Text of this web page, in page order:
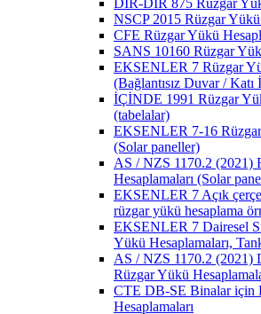
DIR-DİR 875 Rüzgar
NSCP 2015 Rüzgar Yükü
CFE Rüzgar Yükü
SANS 10160 Rüzgar
EKSENLER 7 Rüzgar
(Bağlantısız Duvar / Katı
İÇİNDE 1991 Rüzgar
(tabelalar)
EKSENLER 7-16
(Solar paneller)
AS / NZS 1170.2 (2021)
Hesaplamaları (Solar
EKSENLER 7 Açık
rüzgar yükü hesaplama
EKSENLER 7 Dairesel
Yükü Hesaplamaları,
AS / NZS 1170.2 (2021)
Rüzgar Yükü
CTE DB-SE Binalar için
Hesaplamaları